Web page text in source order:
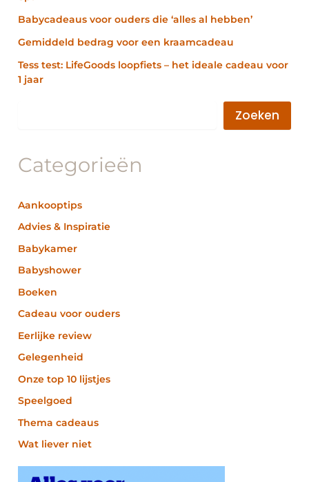
Babycadeaus voor ouders die ‘alles al hebben’
Gemiddeld bedrag voor een kraamcadeau
Tess test: LifeGoods loopfiets – het ideale cadeau voor
1 jaar
Zoeken
Categorieën
Aankooptips
Advies & Inspiratie
Babykamer
Babyshower
Boeken
Cadeau voor ouders
Eerlijke review
Gelegenheid
Onze top 10 lijstjes
Speelgoed
Thema cadeaus
Wat liever niet